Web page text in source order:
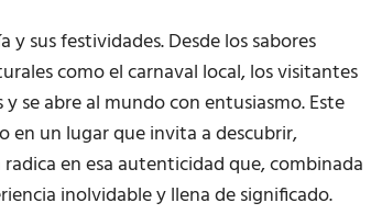
y sus festividades. Desde los sabores
como el carnaval local, los visitantes
se abre al mundo con entusiasmo. Este
un lugar que invita a descubrir,
en esa autenticidad que, combinada
inolvidable y llena de significado.